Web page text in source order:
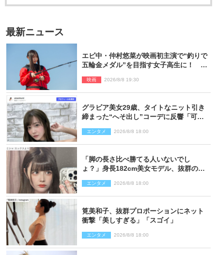
最新ニュース
エビ中・仲村悠菜が映画初主演で“釣りで
五輪金メダル”を目指す女子高生に！ 映
映画 2026/8/8 19:30
グラビア美女29歳、タイトなニット引き
締まった“へそ出し”コーデに反響「可愛
エンタメ 2026/8/8 18:00
「脚の長さ比べ勝てる人いないでし
ょ？」身長182cm美女モデル、抜群のプ
エンタメ 2026/8/8 18:00
筧美和子、抜群プロポーションにネット
衝撃「美しすぎる」「スゴイ」
エンタメ 2026/8/8 18:00